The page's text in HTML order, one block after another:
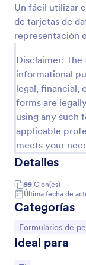
Un fácil utilizar
de tarjetas de
representación
Disclaimer:
informational
legal, financial,
forms are
using any such
applicable
meets your
Detalles
99 Clon(es)
Última fecha de
Categorías
Ir a Categoría:
Formularios de
Ideal para